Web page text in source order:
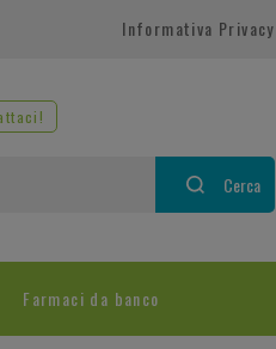
Informativa Privacy
Cerca
Farmaci da banco